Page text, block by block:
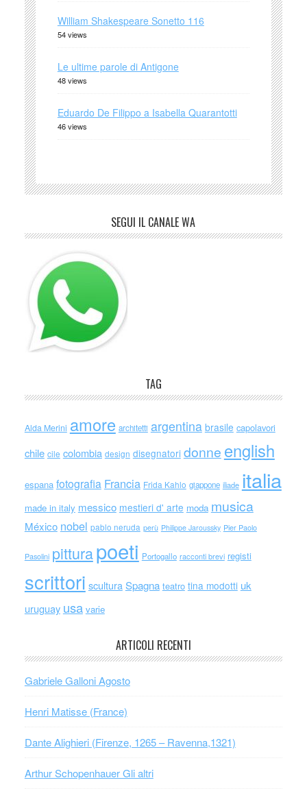
William Shakespeare Sonetto 116
54 views
Le ultime parole di Antigone
48 views
Eduardo De Filippo a Isabella Quarantotti
46 views
SEGUI IL CANALE WA
TAG
Alda Merini amore architetti argentina brasile capolavori
chile cile colombia design disegnatori donne english
espana fotografia Francia Frida Kahlo giappone iliade italia
made in italy messico mestieri d' arte moda musica
México nobel pablo neruda perù Philippe Jaroussky Pier Paolo
Pasolini pitturapoeti Portogallo racconti brevi registi
scrittori scultura Spagna teatro tina modotti uk
uruguay usa varie
ARTICOLI RECENTI
Gabriele Galloni Agosto
Henri Matisse (France)
Dante Alighieri (Firenze, 1265 – Ravenna,1321)
Arthur Schopenhauer Gli altri